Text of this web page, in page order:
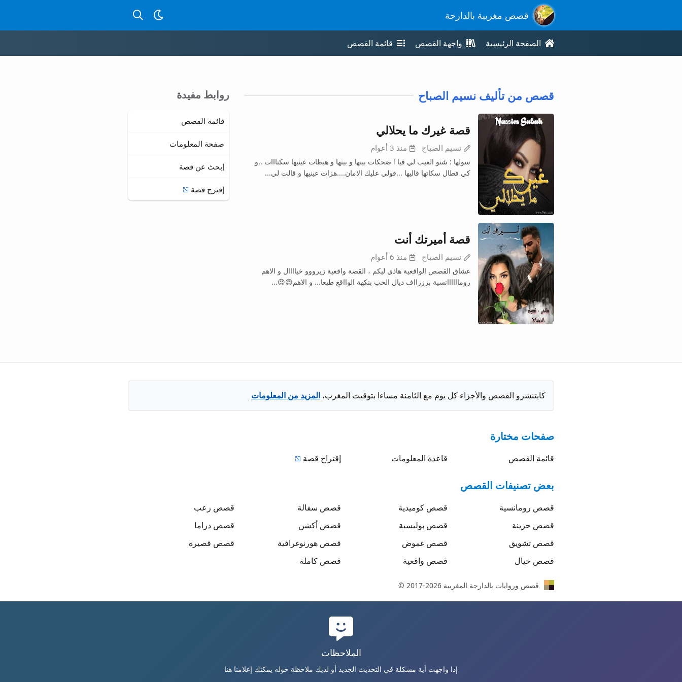
قصص مغربية بالدارجة بحث عن قصص بالدارجة
الصفحة الرئيسية واجهة القصص قائمة القصص
قصص من تأليف نسيم الصباح
قصة غيرك ما يحلالي
نسيم الصباح منذ 3 أعوام
سولها : شنو العيب لي فيا ! ضحكات بينها و بينها و هبطات عينيها سكتااات ..و
كي فطال سكاتها قاليها ...قولي عليك الامان....هزات عينيها و قالت لي...
قصة أميرتك أنت
نسيم الصباح منذ 6 أعوام
عشاق القصص الواقعية هاذي ليكم ، القصة واقعية زيرووو خياااال و الاهم
روماااااانسية بزززااف ديال الحب بنكهة الوااقع طبعا... و الاهم😍😍...
روابط مفيدة
قائمة القصص
صفحة المعلومات
إبحث عن قصة
إقترح قصة
كايتنشرو القصص والأجزاء كل يوم مع الثامنة مساءا بتوقيت المغرب، المزيد من المعلومات
صفحات مختارة
قائمة القصص قاعدة المعلومات إقتراح قصة
بعض تصنيفات القصص
قصص رومانسية قصص كوميدية قصص سفالة قصص رعب
قصص حزينة قصص بوليسية قصص أكشن قصص دراما
قصص تشويق قصص غموض قصص هورنوغرافية قصص قصيرة
قصص خيال قصص واقعية قصص كاملة
قصص وروايات بالدارجة المغربية © 2017-2026
الملاحظات
إذا واجهت أية مشكلة في التحديث الجديد أو لديك ملاحظة حوله يمكنك إعلامنا هنا